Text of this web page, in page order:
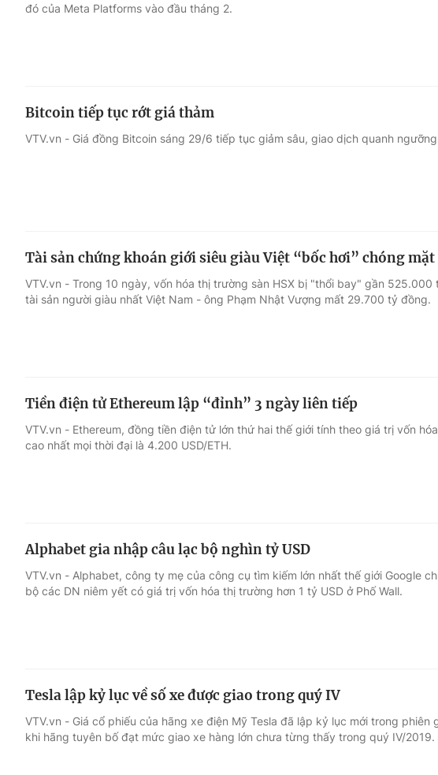
Âm nhạc
Làm đẹp
đó của Meta Platforms vào đầu tháng 2.
Bitcoin tiếp tục rớt giá thảm
VTV.vn - Giá đồng Bitcoin sáng 29/6 tiếp tục giảm sâu, giao dịch quanh
Tài sản chứng khoán giới siêu giàu Việt “bốc hơi” chóng
VTV.vn - Trong 10 ngày, vốn hóa thị trường sàn HSX bị "thổi bay" gần
tài sản người giàu nhất Việt Nam - ông Phạm Nhật Vượng mất 29.700 tỷ đồng.
Tiền điện tử Ethereum lập “đỉnh” 3 ngày liên tiếp
VTV.vn - Ethereum, đồng tiền điện tử lớn thứ hai thế giới tính theo giá trị vốn
cao nhất mọi thời đại là 4.200 USD/ETH.
Alphabet gia nhập câu lạc bộ nghìn tỷ USD
VTV.vn - Alphabet, công ty mẹ của công cụ tìm kiếm lớn nhất thế giới Google
bộ các DN niêm yết có giá trị vốn hóa thị trường hơn 1 tỷ USD ở Phố Wall.
Tesla lập kỷ lục về số xe được giao trong quý IV
VTV.vn - Giá cổ phiếu của hãng xe điện Mỹ Tesla đã lập kỷ lục mới trong phiên
khi hãng tuyên bố đạt mức giao xe hàng lớn chưa từng thấy trong quý IV/2019.